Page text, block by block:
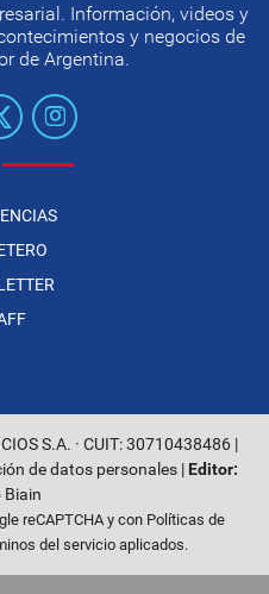
Información, videos y
y negocios de
de Argentina.
S.A. · CUIT: 30710438486 |
de datos personales| Editor:
Biain
reCAPTCHA y con Políticas de
del servicioaplicados.